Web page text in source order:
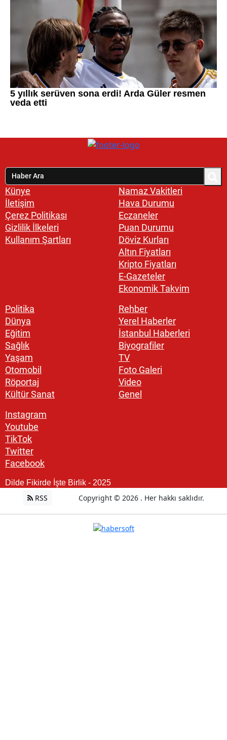
Künye
İletişim
Çerez Politikası
Gizlilik İlkeleri
Kullanım Şartları
Namaz Vakitleri
Hava Durumu
Eczaneler
Puan Durumu
Döviz Kurları
Altın Fiyatları
Kripto Fiyatları
E-Gazeteler
Ekonomik Takvim
Politika
Dünya
Eğitim
Sağlık
Yaşam
Otomobil
Röportaj
Kültür Sanat
Rehber
Yerel Haberler
İstanbul Haberleri
Biyografiler
TV
Foto Galeri
Video
Genel
Instagram
Youtube
TikTok
Twitter
Facebook
Dilde Fikirde İşte Birlik - 2025
RSS Copyright © 2026 . Her hakkı saklıdır.